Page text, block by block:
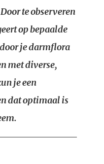
te observeren
op bepaalde
je darmflora
met diverse,
je een
dat optimaal is